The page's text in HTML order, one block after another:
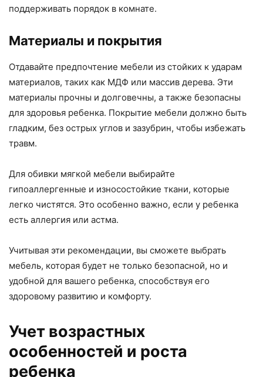
поддерживать порядок в комнате.
Материалы и покрытия
Отдавайте предпочтение мебели из стойких к ударам
материалов, таких как МДФ или массив дерева. Эти
материалы прочны и долговечны, а также безопасны
для здоровья ребенка. Покрытие мебели должно быть
гладким, без острых углов и зазубрин, чтобы избежать
травм.
Для обивки мягкой мебели выбирайте
гипоаллергенные и износостойкие ткани, которые
легко чистятся. Это особенно важно, если у ребенка
есть аллергия или астма.
Учитывая эти рекомендации, вы сможете выбрать
мебель, которая будет не только безопасной, но и
удобной для вашего ребенка, способствуя его
здоровому развитию и комфорту.
Учет возрастных
особенностей и роста
ребенка